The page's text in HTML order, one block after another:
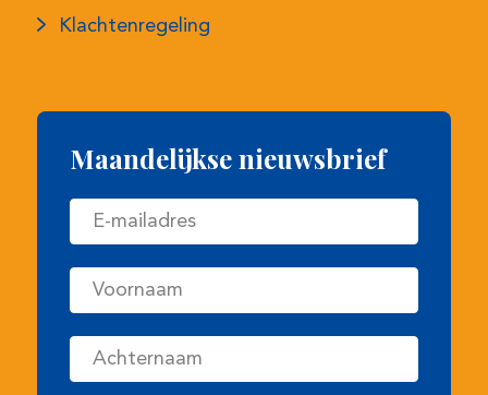
Klachtenregeling
Maandelijkse nieuwsbrief